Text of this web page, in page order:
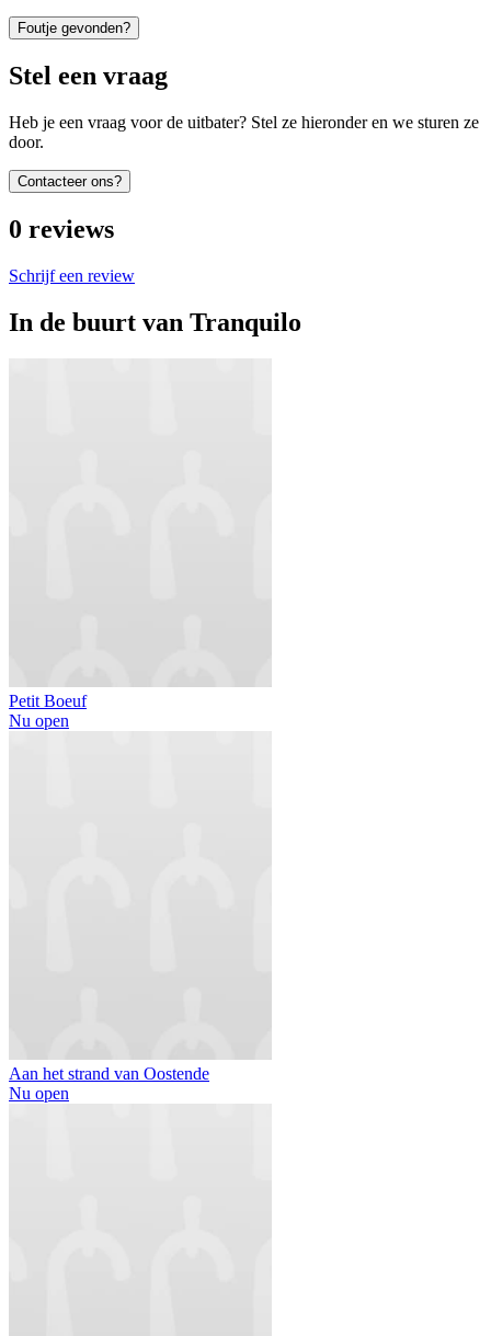
Foutje gevonden?
Stel een vraag
Heb je een vraag voor de uitbater? Stel ze hieronder en we sturen ze
door.
Contacteer ons?
0 reviews
Schrijf een review
In de buurt van Tranquilo
Petit Boeuf
Nu open
Aan het strand van Oostende
Nu open